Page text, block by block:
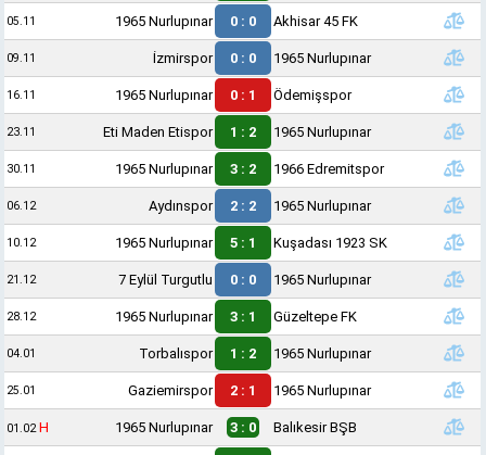
05.11 1965 Nurlupınar 0 : 0 Akhisar 45 FK
09.11 İzmirspor 0 : 0 1965 Nurlupınar
16.11 1965 Nurlupınar 0 : 1 Ödemişspor
23.11 Eti Maden Etispor 1 : 2 1965 Nurlupınar
30.11 1965 Nurlupınar 3 : 2 1966 Edremitspor
06.12 Aydınspor 2 : 2 1965 Nurlupınar
10.12 1965 Nurlupınar 5 : 1 Kuşadası 1923 SK
21.12 7 Eylül Turgutlu 0 : 0 1965 Nurlupınar
28.12 1965 Nurlupınar 3 : 1 Güzeltepe FK
04.01 Torbalıspor 1 : 2 1965 Nurlupınar
25.01 Gaziemirspor 2 : 1 1965 Nurlupınar
01.02 H 1965 Nurlupınar 3 : 0 Balıkesir BŞB